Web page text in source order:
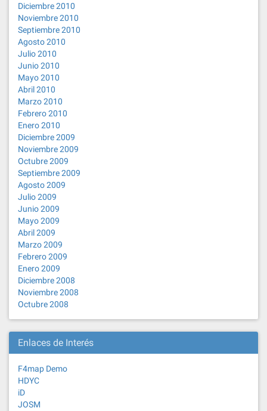
Diciembre 2010
Noviembre 2010
Septiembre 2010
Agosto 2010
Julio 2010
Junio 2010
Mayo 2010
Abril 2010
Marzo 2010
Febrero 2010
Enero 2010
Diciembre 2009
Noviembre 2009
Octubre 2009
Septiembre 2009
Agosto 2009
Julio 2009
Junio 2009
Mayo 2009
Abril 2009
Marzo 2009
Febrero 2009
Enero 2009
Diciembre 2008
Noviembre 2008
Octubre 2008
Enlaces de Interés
F4map Demo
HDYC
iD
JOSM